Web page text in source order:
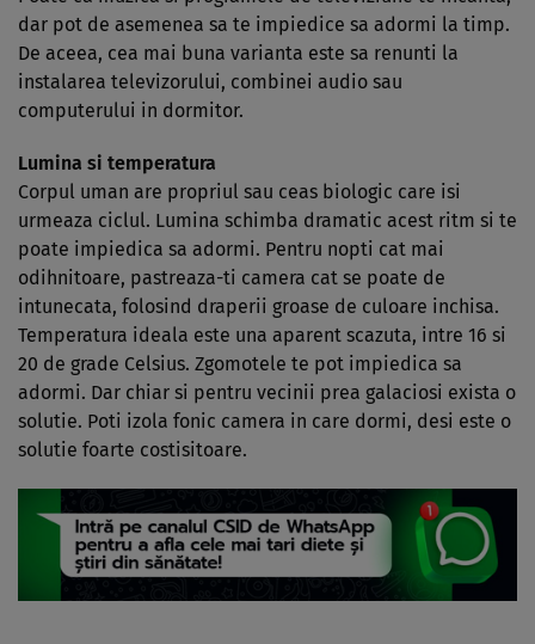
dar pot de asemenea sa te impiedice sa adormi la timp.
De aceea, cea mai buna varianta este sa renunti la
instalarea televizorului, combinei audio sau
computerului in dormitor.
Lumina si temperatura
Corpul uman are propriul sau ceas biologic care isi
urmeaza ciclul. Lumina schimba dramatic acest ritm si te
poate impiedica sa adormi. Pentru nopti cat mai
odihnitoare, pastreaza-ti camera cat se poate de
intunecata, folosind draperii groase de culoare inchisa.
Temperatura ideala este una aparent scazuta, intre 16 si
20 de grade Celsius. Zgomotele te pot impiedica sa
adormi. Dar chiar si pentru vecinii prea galaciosi exista o
solutie. Poti izola fonic camera in care dormi, desi este o
solutie foarte costisitoare.